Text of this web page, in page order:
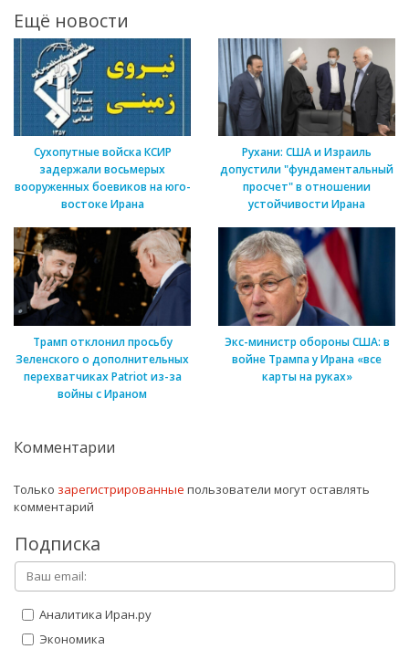
Ещё новости
Сухопутные войска КСИР
задержали восьмерых
вооруженных боевиков на юго-
востоке Ирана
Рухани: США и Израиль
допустили "фундаментальный
просчет" в отношении
устойчивости Ирана
Трамп отклонил просьбу
Зеленского о дополнительных
перехватчиках Patriot из-за
войны с Ираном
Экс-министр обороны США: в
войне Трампа у Ирана «все
карты на руках»
Комментарии
Только зарегистрированные пользователи могут оставлять
комментарий
Подписка
Аналитика Иран.ру
Экономика